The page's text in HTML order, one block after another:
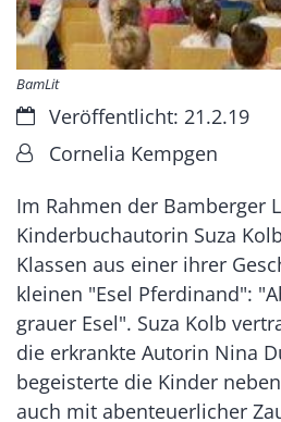
BamLit
Datum:Veröffentlicht: 21.2.19
Von:Cornelia Kempgen
Im Rahmen der Bamberger
Kinderbuchautorin Suza
Klassen aus einer ihrer
kleinen "Esel Pferdinand":
grauer Esel". Suza Kolb
die erkrankte Autorin Nina
begeisterte die Kinder
auch mit abenteuerlicher